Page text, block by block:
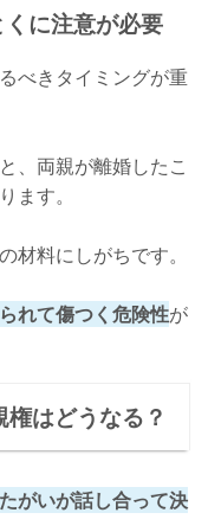
に注意が必要
べきタイミングが重
、両親が離婚したこ
ます。
材料にしがちです。
れて傷つく危険性が
はどうなる？
がいが話し合って決